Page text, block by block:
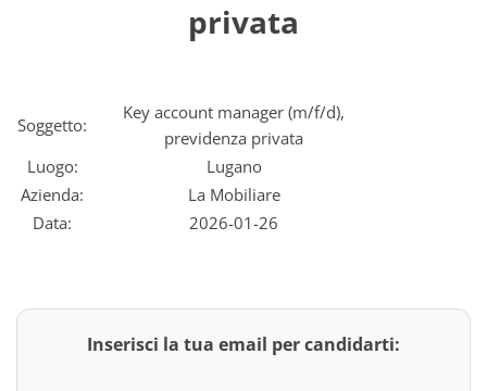
privata
Soggetto:
Key account manager (m/f/d),
previdenza privata
Luogo:
Lugano
Azienda:
La Mobiliare
Data:
2026-01-26
Inserisci la tua email per candidarti: